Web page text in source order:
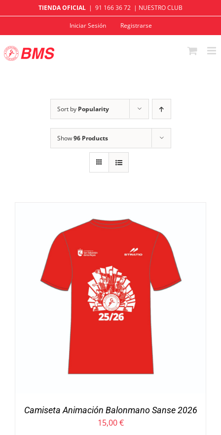
to
TIENDA OFICIAL | 91 166 36 72 | NUESTRO CLUB
Iniciar Sesión Registrarse
Sort by Popularity
Show96 Products
Camiseta Animación Balonmano Sanse 2026
15,00€